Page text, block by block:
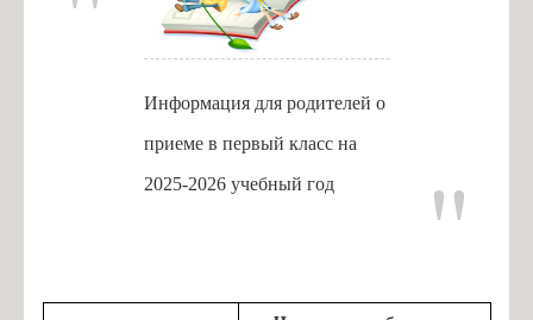
Информация для родителей о
приеме в первый класс на
2025-2026 учебный год